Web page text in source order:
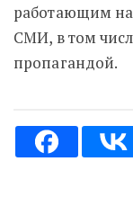
работающим на
СМИ, в том
пропагандой.